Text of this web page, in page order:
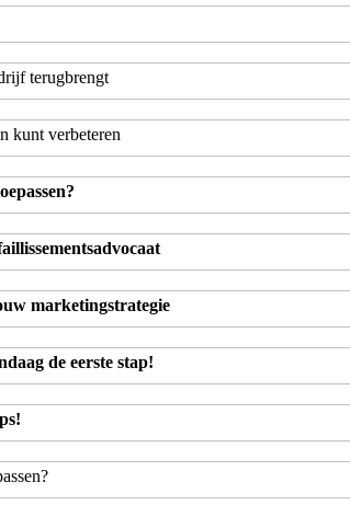
terugbrengt
kunt verbeteren
marketingstrategie
de eerste stap!